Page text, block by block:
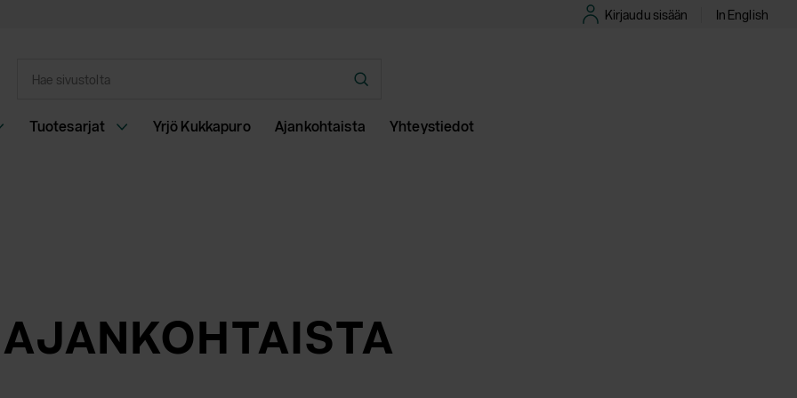
Kirjaudu sisään In English
Hae
Tuotesarjat Yrjö Kukkapuro Ajankohtaista Yhteystiedot
AJANKOHTAISTA